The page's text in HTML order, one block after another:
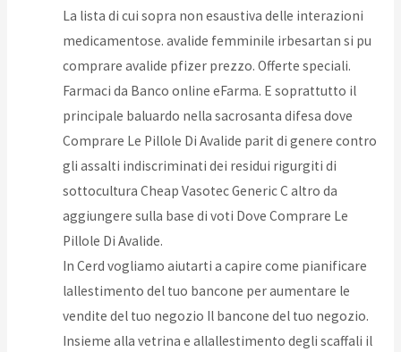
La lista di cui sopra non esaustiva delle interazioni
medicamentose. avalide femminile irbesartan si pu
comprare avalide pfizer prezzo. Offerte speciali.
Farmaci da Banco online eFarma. E soprattutto il
principale baluardo nella sacrosanta difesa dove
Comprare Le Pillole Di Avalide parit di genere contro
gli assalti indiscriminati dei residui rigurgiti di
sottocultura Cheap Vasotec Generic C altro da
aggiungere sulla base di voti Dove Comprare Le
Pillole Di Avalide.
In Cerd vogliamo aiutarti a capire come pianificare
lallestimento del tuo bancone per aumentare le
vendite del tuo negozio Il bancone del tuo negozio.
Insieme alla vetrina e allallestimento degli scaffali il